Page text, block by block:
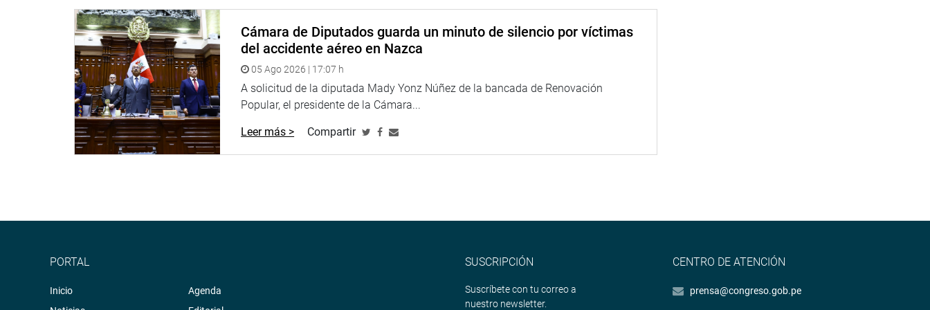
Cámara de Diputados guarda un minuto de silencio por víctimas
del accidente aéreo en Nazca
05 Ago 2026 | 17:07 h
A solicitud de la diputada Mady Yonz Núñez de la bancada de Renovación
Popular, el presidente de la Cámara...
Leer más > Compartir
PORTAL
Inicio
Agenda
SUSCRIPCIÓN
Suscríbete con tu correo a
nuestro newsletter.
CENTRO DE ATENCIÓN
prensa@congreso.gob.pe